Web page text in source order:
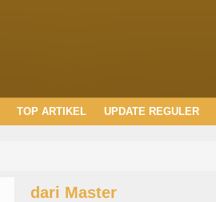
TOP ARTIKEL UPDATE REGULER
dari Master